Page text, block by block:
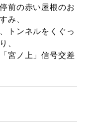
前の赤い屋根のお
み、
トンネルをくぐっ
、
宮ノ上」信号交差